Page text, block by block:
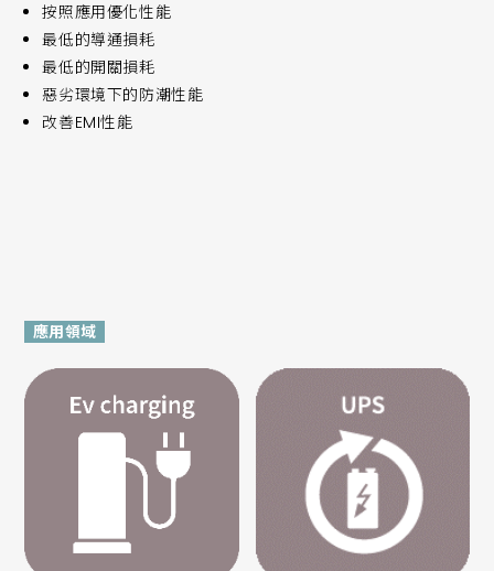
按照應用優化性能
最低的導通損耗
最低的開關損耗
惡劣環境下的防潮性能
改善EMI性能
應用領域